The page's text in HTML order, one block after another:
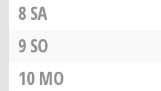
8SA
9SO
10 MO